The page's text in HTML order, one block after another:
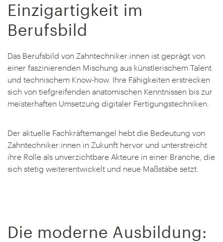
Einzigartigkeit im
Berufsbild
Das Berufsbild von Zahntechniker:innen ist geprägt von
einer faszinierenden Mischung aus künstlerischem Talent
und technischem Know-how. Ihre Fähigkeiten erstrecken
sich von tiefgreifenden anatomischen Kenntnissen bis zur
meisterhaften Umsetzung digitaler Fertigungstechniken.
Der aktuelle Fachkräftemangel hebt die Bedeutung von
Zahntechniker:innen in Zukunft hervor und unterstreicht
ihre Rolle als unverzichtbare Akteure in einer Branche, die
sich stetig weiterentwickelt und neue Maßstäbe setzt.
Die moderne Ausbildung: